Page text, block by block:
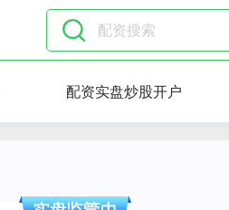
配资实盘炒股开户